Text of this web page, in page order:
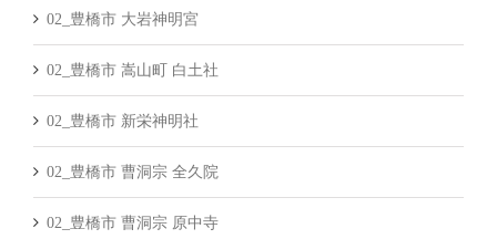
02_豊橋市 大岩神明宮
02_豊橋市 嵩山町 白土社
02_豊橋市 新栄神明社
02_豊橋市 曹洞宗 全久院
02_豊橋市 曹洞宗 原中寺